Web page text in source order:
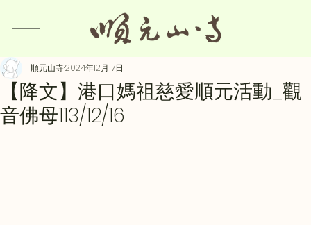
【降文】港口媽祖慈愛順元活動_觀
音佛母113/12/16
順元山寺2024年12月17日